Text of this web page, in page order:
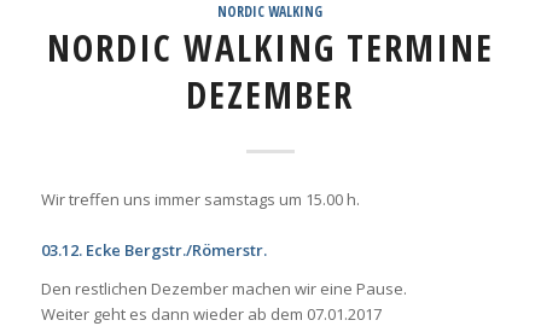
NORDIC WALKING
NORDIC WALKING TERMINE
DEZEMBER
Wir treffen uns immer samstags um 15.00 h.
03.12. Ecke Bergstr./Römerstr.
Den restlichen Dezember machen wir eine Pause.
Weiter geht es dann wieder ab dem 07.01.2017